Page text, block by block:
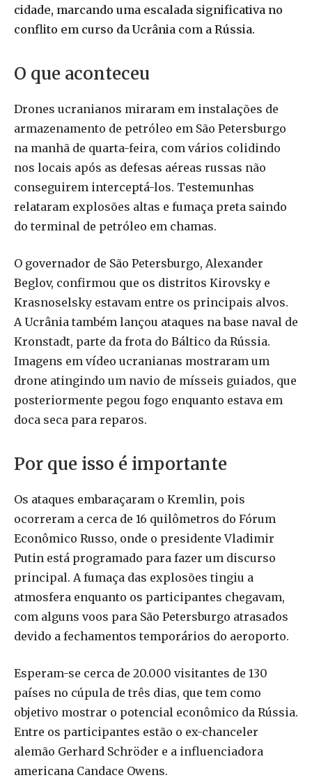
cidade, marcando uma escalada significativa no
conflito em curso da Ucrânia com a Rússia.
O que aconteceu
Drones ucranianos miraram em instalações de
armazenamento de petróleo em São Petersburgo
na manhã de quarta-feira, com vários colidindo
nos locais após as defesas aéreas russas não
conseguirem interceptá-los. Testemunhas
relataram explosões altas e fumaça preta saindo
do terminal de petróleo em chamas.
O governador de São Petersburgo, Alexander
Beglov, confirmou que os distritos Kirovsky e
Krasnoselsky estavam entre os principais alvos.
A Ucrânia também lançou ataques na base naval de
Kronstadt, parte da frota do Báltico da Rússia.
Imagens em vídeo ucranianas mostraram um
drone atingindo um navio de mísseis guiados, que
posteriormente pegou fogo enquanto estava em
doca seca para reparos.
Por que isso é importante
Os ataques embaraçaram o Kremlin, pois
ocorreram a cerca de 16 quilômetros do Fórum
Econômico Russo, onde o presidente Vladimir
Putin está programado para fazer um discurso
principal. A fumaça das explosões tingiu a
atmosfera enquanto os participantes chegavam,
com alguns voos para São Petersburgo atrasados
devido a fechamentos temporários do aeroporto.
Esperam-se cerca de 20.000 visitantes de 130
países no cúpula de três dias, que tem como
objetivo mostrar o potencial econômico da Rússia.
Entre os participantes estão o ex-chanceler
alemão Gerhard Schröder e a influenciadora
americana Candace Owens.